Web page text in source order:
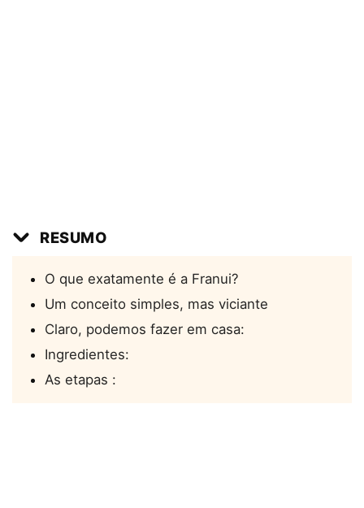
RESUMO
O que exatamente é a Franui?
Um conceito simples, mas viciante
Claro, podemos fazer em casa:
Ingredientes:
As etapas :